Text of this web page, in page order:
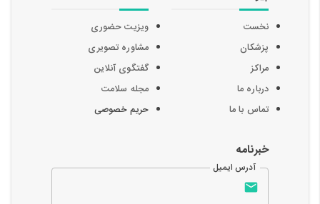
نخست
پزشکان
مراکز
درباره ما
تماس با ما
ویزیت حضوری
مشاوره تصویری
گفتگوی آنلاین
مجله سلامت
حریم خصوصی
خبرنامه
آدرس ایمیل